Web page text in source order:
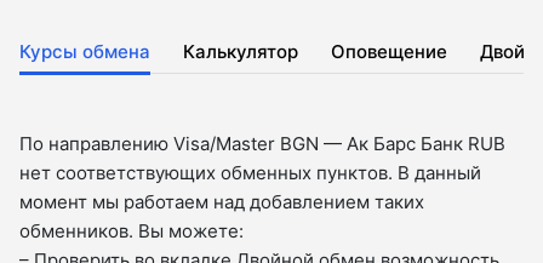
Курсы обмена Калькулятор Оповещение
По направлению Visa/Master BGN — Ак Барс Банк RUB
нет соответствующих обменных пунктов. В данный
момент мы работаем над добавлением таких
обменников. Вы можете: